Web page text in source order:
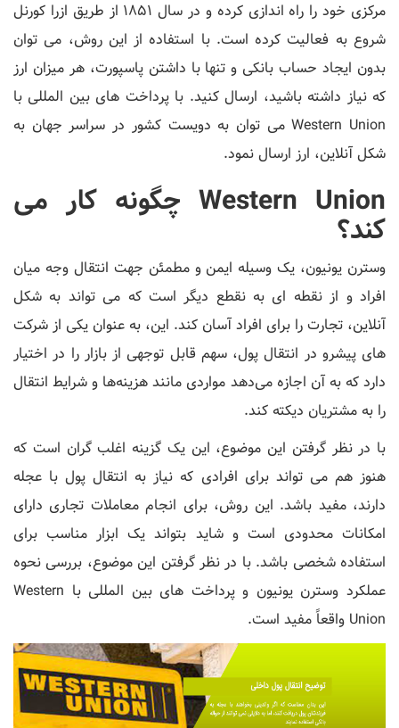
مرکزی خود را راه اندازی کرده و در سال 1851 از طریق ازرا کورنل
شروع به فعالیت کرده است. با استفاده از این روش، می توان
بدون ایجاد حساب بانکی و تنها با داشتن پاسپورت، هر میزان ارز
که نیاز داشته باشید، ارسال کنید. با پرداخت های بین المللی با
Western Union می توان به دویست کشور در سراسر جهان به
شکل آنلاین، ارز ارسال نمود.
Western Union چگونه کار می
کند؟
وسترن یونیون، یک وسیله ایمن و مطمئن جهت انتقال وجه میان
افراد و از نقطه ای به نقطع دیگر است که می تواند به شکل
آنلاین، تجارت را برای افراد آسان کند. این، به عنوان یکی از شرکت
‌های پیشرو در انتقال پول، سهم قابل توجهی از بازار را در اختیار
دارد که به آن اجازه می‌دهد مواردی مانند هزینه‌ها و شرایط انتقال
را به مشتریان دیکته کند.
با در نظر گرفتن این موضوع، این یک گزینه اغلب گران است که
هنوز هم می تواند برای افرادی که نیاز به انتقال پول با عجله
دارند، مفید باشد. این روش، برای انجام معاملات تجاری دارای
امکانات محدودی است و شاید بتواند یک ابزار مناسب برای
استفاده شخصی باشد. با در نظر گرفتن این موضوع، بررسی نحوه
عملکرد وسترن یونیون و پرداخت های بین المللی با Western
Union واقعاً مفید است.